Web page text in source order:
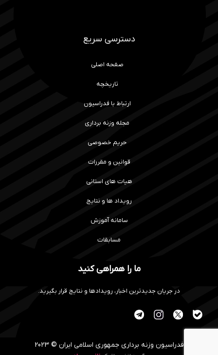
دسترسی سریع
صفحه اصلی
تاریخچه
ارتباط با فدراسیون
مجله وزنه برداری
حریم خصوصی
قوانین و مقررات
هیات های استانی
رویداد ها و نتایج
سامانه آموزش
مسابقات
ما را همراهی کنید
در جریان جدیدترین اخبار، رویدادها و نتایج قرار بگیرید.
فدراسیون وزنه برداری جمهوری اسلامی ایران © 2023